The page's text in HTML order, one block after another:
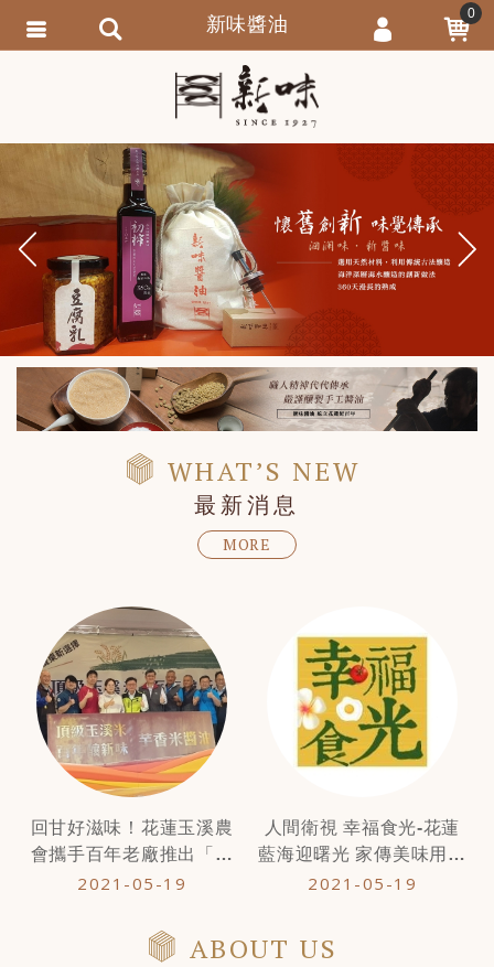
WHAT’S NEW
最新消息
MORE
回甘好滋味！花蓮玉溪農
會攜手百年老廠推出「芋
香米醬油」
2021-05-19
人間衛視 幸福食光-花蓮
藍海迎曙光 家傳美味用心
嚐
2021-05-19
ABOUT US
新味醬油 0
會員登入
會員註冊
忘記密碼
訂單查詢
追蹤清單
匯款通知
繁體中文